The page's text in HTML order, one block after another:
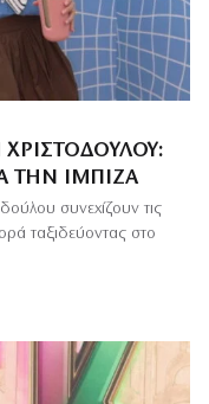
ΤΗΝ ΊΜΠΙΖΑ
συνεχίζουν τις
ταξιδεύοντας στο